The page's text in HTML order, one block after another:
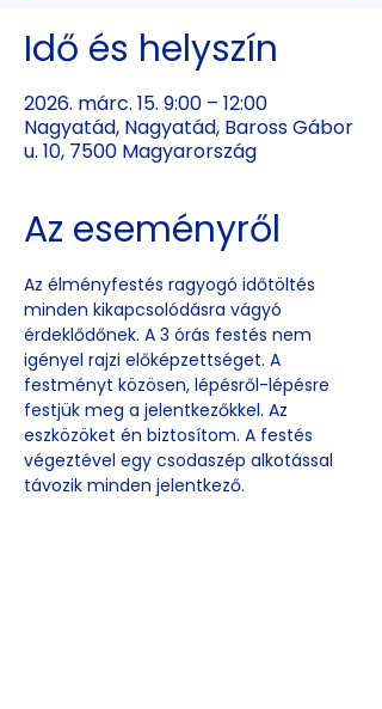
Idő és helyszín
2026. márc. 15. 9:00 – 12:00
Nagyatád, Nagyatád, Baross Gábor
u. 10, 7500 Magyarország
Az eseményről
Az élményfestés ragyogó időtöltés
minden kikapcsolódásra vágyó
érdeklődőnek. A 3 órás festés nem
igényel rajzi előképzettséget. A
festményt közösen, lépésről-lépésre
festjük meg a jelentkezőkkel. Az
eszközöket én biztosítom. A festés
végeztével egy csodaszép alkotással
távozik minden jelentkező.